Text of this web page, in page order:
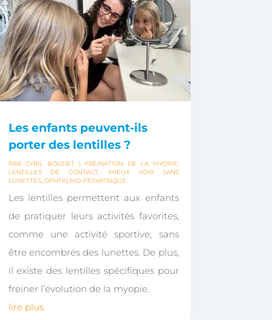
Les enfants peuvent-ils
porter des lentilles ?
PAR CYRIL BOUDET| FREINATION DE LA MYOPIE,
LENTILLES DE CONTACT, MIEUX VOIR SANS
LUNETTES, OPHTALMO-PÉDIATRIQUE
Les lentilles permettent aux enfants
de pratiquer leurs activités favorites,
comme une activité sportive, sans
être encombrés des lunettes. De plus,
il existe des lentilles spécifiques pour
freiner l’évolution de la myopie.
lire plus